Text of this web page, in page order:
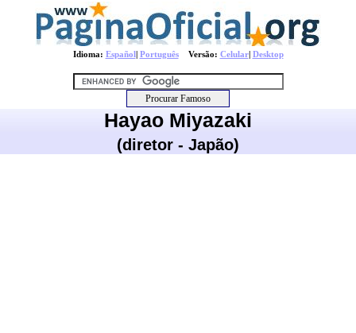
Idioma: Español| PortuguêsVersão: Celular| Desktop
Hayao Miyazaki
(diretor - Japão)